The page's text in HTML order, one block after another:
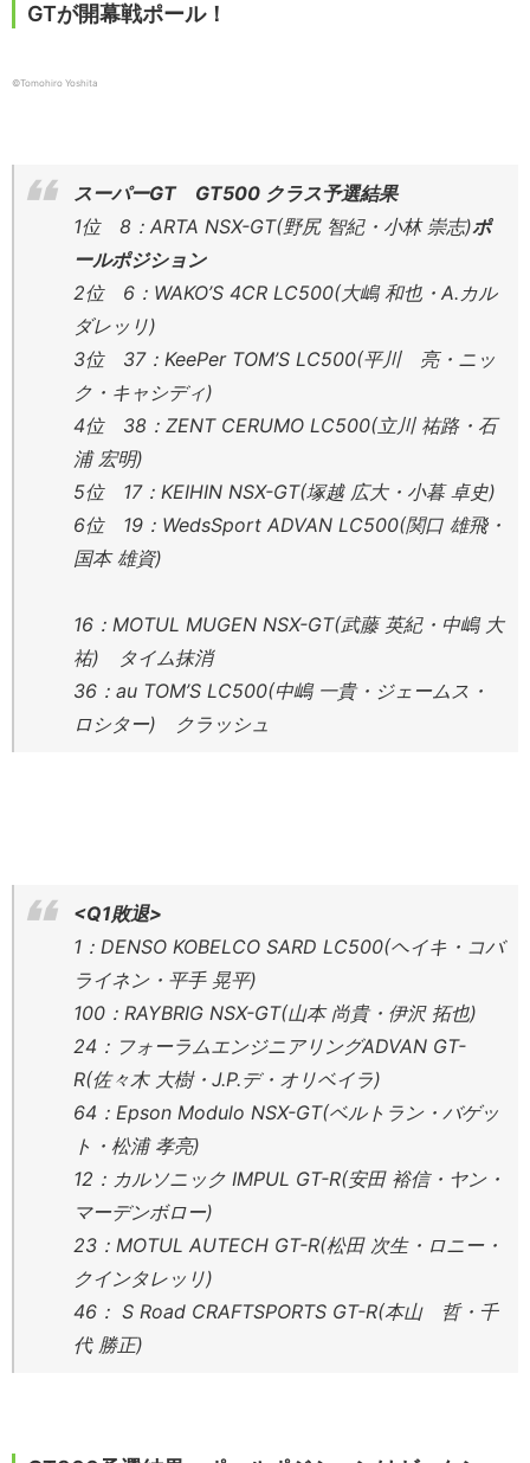
GTが開幕戦ポール！
©Tomohiro Yoshita
スーパーGT GT500 クラス予選結果
1位 8：ARTA NSX-GT(野尻 智紀・小林 崇志)ポ
ールポジション
2位 6：WAKO’S 4CR LC500(大嶋 和也・A.カル
ダレッリ)
3位 37：KeePer TOM’S LC500(平川 亮・ニッ
ク・キャシディ)
4位 38：ZENT CERUMO LC500(立川 祐路・石
浦 宏明)
5位 17：KEIHIN NSX-GT(塚越 広大・小暮 卓史)
6位 19：WedsSport ADVAN LC500(関口 雄飛・
国本 雄資)
16：MOTUL MUGEN NSX-GT(武藤 英紀・中嶋 大
祐) タイム抹消
36：au TOM’S LC500(中嶋 一貴・ジェームス・
ロシター) クラッシュ
<Q1敗退>
1：DENSO KOBELCO SARD LC500(ヘイキ・コバ
ライネン・平手 晃平)
100：RAYBRIG NSX-GT(山本 尚貴・伊沢 拓也)
24：フォーラムエンジニアリングADVAN GT-
R(佐々木 大樹・J.P.デ・オリベイラ)
64：Epson Modulo NSX-GT(ベルトラン・バゲッ
ト・松浦 孝亮)
12：カルソニック IMPUL GT-R(安田 裕信・ヤン・
マーデンボロー)
23：MOTUL AUTECH GT-R(松田 次生・ロニー・
クインタレッリ)
46： S Road CRAFTSPORTS GT-R(本山 哲・千
代 勝正)